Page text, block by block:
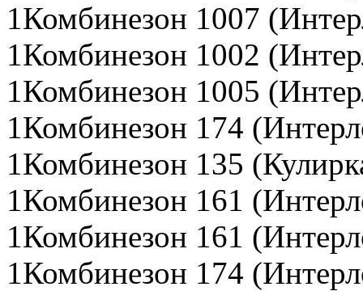
1Комбинезон 1007
1Комбинезон 1002
1Комбинезон 1005
1Комбинезон 174
1Комбинезон 135
1Комбинезон 161
1Комбинезон 161
1Комбинезон 174